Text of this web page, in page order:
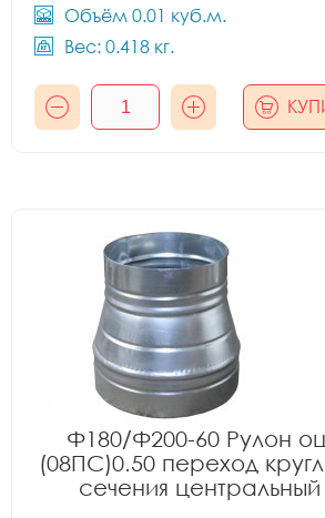
Объём 0.01 куб.м.
Вес: 0.418 кг.
Ф180/Ф200-60 Рулон
(08ПС)0.50 переход
сечения центральный